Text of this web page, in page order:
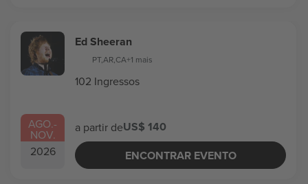
AGO.-
NOV.
2026
Ed Sheeran
PT,AR,CA+1 mais
102 Ingressos
a partir deUS$ 140
ENCONTRAR EVENTO